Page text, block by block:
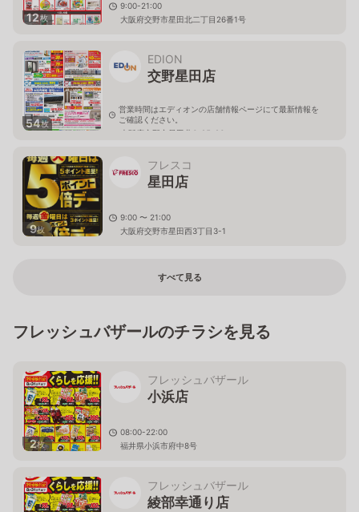
12枚
9:00-21:00
大阪府交野市星田北二丁目26番1号
54枚
EDION
交野星田店
営業時間はエディオンの店舗情報ページにて最新情報を
ご確認ください。
大阪府交野市星田北6-25-26
9枚
フレスコ
星田店
9:00 〜 21:00
大阪府交野市星田西3丁目3-1
すべて見る
フレッシュバザールのチラシを見る
2枚
フレッシュバザール
小浜店
08:00-22:00
福井県小浜市府中8号
フレッシュバザール
綾部幸通り店